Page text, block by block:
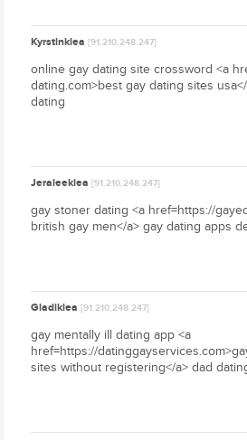
Kyrstinklea[91.210.248.247]
online gay dating site crossword <a
dating.com>best gay dating sites
dating
Jeraleeklea[91.210.248.247]
gay stoner dating <a href=https://
british gay men</a> gay dating apps
Gladiklea[91.210.248.247]
gay mentally ill dating app <a
href=https://
sites without registering</a> dad